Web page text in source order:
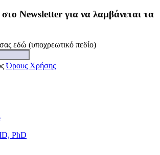
Newsletter για να λαμβάνεται τα
εδώ (υποχρεωτικό πεδίο)
Όρους Χρήσης
PhD